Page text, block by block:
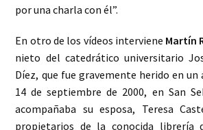
por una charla con él”.
En otro de los vídeos interviene Martín
nieto del catedrático universitario
Díez, que fue gravemente herido en un
14 de septiembre de 2000, en San
acompañaba su esposa, Teresa
propietarios de la conocida librería